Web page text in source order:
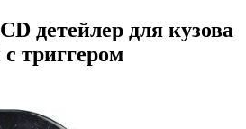
детейлер для кузова
триггером